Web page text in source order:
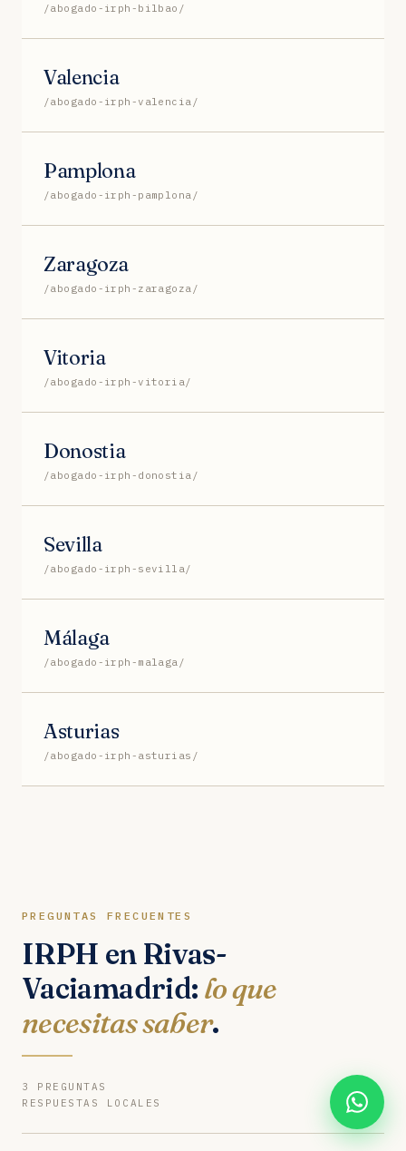
/abogado-irph-bilbao/
Valencia
/abogado-irph-valencia/
Pamplona
/abogado-irph-pamplona/
Zaragoza
/abogado-irph-zaragoza/
Vitoria
/abogado-irph-vitoria/
Donostia
/abogado-irph-donostia/
Sevilla
/abogado-irph-sevilla/
Málaga
/abogado-irph-malaga/
Asturias
/abogado-irph-asturias/
PREGUNTAS FRECUENTES
IRPH en Rivas-
Vaciamadrid: lo que
necesitas saber.
3 PREGUNTAS
RESPUESTAS LOCALES